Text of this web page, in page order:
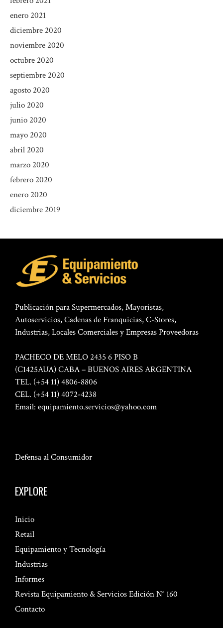
enero 2021
diciembre 2020
noviembre 2020
octubre 2020
septiembre 2020
agosto 2020
julio 2020
junio 2020
mayo 2020
abril 2020
marzo 2020
febrero 2020
enero 2020
diciembre 2019
Publicación para Supermercados, Mayoristas,
Autoservicios, Cadenas de Franquicias, C-Stores,
Industrias, Locales Comerciales y Empresas Proveedoras
PACHECO DE MELO 2435 6 PISO B
(C1425AUA) CABA – BUENOS AIRES ARGENTINA
TEL. (+54 11) 4806-8806
CEL. (+54 11) 4072-4238
Email: equipamiento.servicios@yahoo.com
Defensa al Consumidor
EXPLORE
Inicio
Retail
Equipamiento y Tecnología
Industrias
Informes
Revista Equipamiento & Servicios Edición N° 160
Contacto